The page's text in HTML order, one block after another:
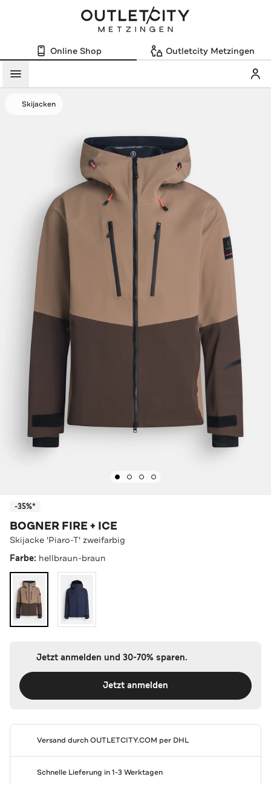
Online Shop Outletcity Metzingen
Menü
Skijacken
-35%*
BOGNER FIRE + ICE
Skijacke 'Piaro-T' zweifarbig
Farbe: hellbraun-braun
Jetzt anmelden und 30-70% sparen.
Jetzt anmelden
Versand durchOUTLETCITY.COM per DHL
Schnelle Lieferung in 1-3 Werktagen